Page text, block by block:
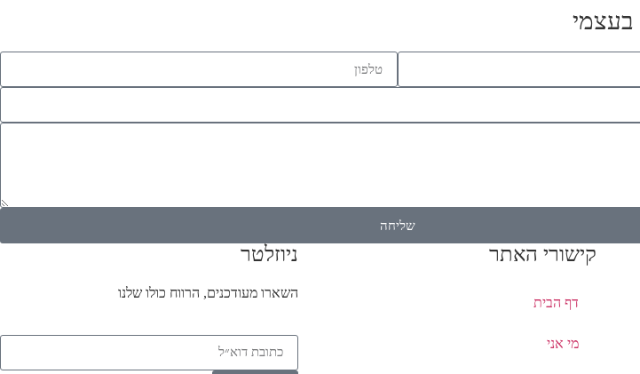
בעצמי
שליחה
קישורי האתר
דף הבית
מי אני
ניוזלטר
השארו מעודכנים, הרווח כולו שלנו